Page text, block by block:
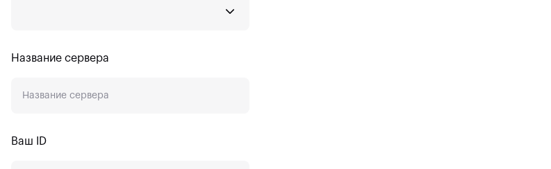
Europe
North America
Southeast Asia Server
Название сервера
Ваш ID